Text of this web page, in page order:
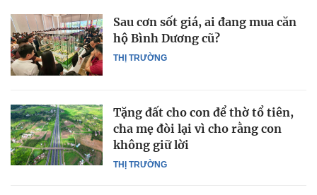
THỊ TRƯỜNG
Sau cơn sốt giá, ai đang mua căn
hộ Bình Dương cũ?
THỊ TRƯỜNG
Tặng đất cho con để thờ tổ tiên,
cha mẹ đòi lại vì cho rằng con
không giữ lời